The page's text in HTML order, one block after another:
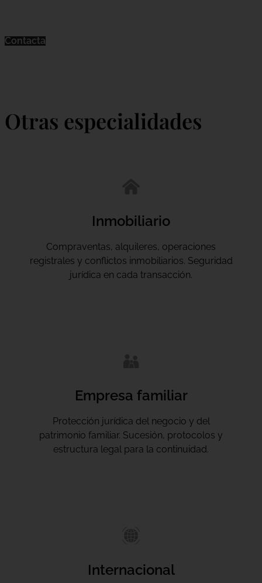
Contacta
Otras especialidades
Inmobiliario
Compraventas, alquileres, operaciones
registrales y conflictos inmobiliarios. Seguridad
jurídica en cada transacción.
Empresa familiar
Protección jurídica del negocio y del
patrimonio familiar. Sucesión, protocolos y
estructura legal para la continuidad.
Internacional